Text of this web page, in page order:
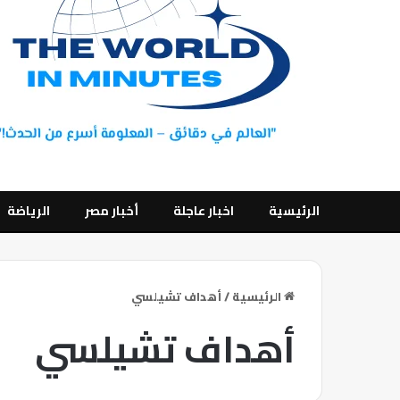
الرئيسية اخبار عاجلة أخبار مصر الرياضة
الرئيسية/أهداف تشيلسي
أهداف تشيلسي